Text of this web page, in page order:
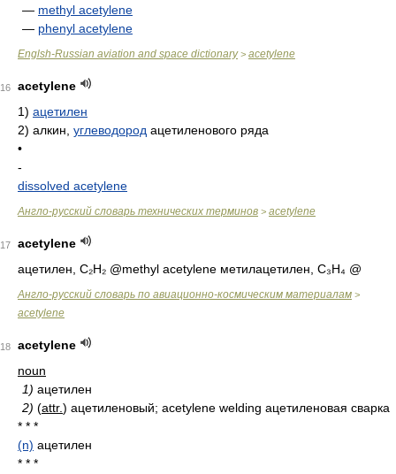
— methyl acetylene
— phenyl acetylene
Englsh-Russian aviation and space dictionary> acetylene
16
acetylene
1) ацетилен
2) алкин, углеводород ацетиленового ряда
•
-
dissolved acetylene
Англо-русский словарь технических терминов > acetylene
17
acetylene
ацетилен, C₂H₂ @methyl acetylene метилацетилен, C₃H₄ @
Англо-русский словарь по авиационно-космическим материалам >
acetylene
18
acetylene
noun
1) ацетилен
2) (attr.) ацетиленовый; acetylene welding ацетиленовая сварка
* * *
(n) ацетилен
* * *